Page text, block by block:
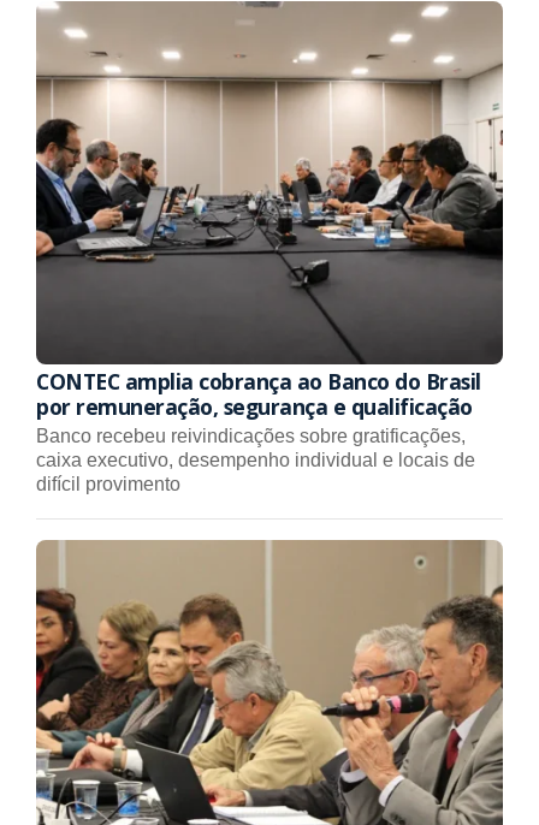
CONTEC amplia cobrança ao Banco do Brasil
por remuneração, segurança e qualificação
Banco recebeu reivindicações sobre gratificações,
caixa executivo, desempenho individual e locais de
difícil provimento